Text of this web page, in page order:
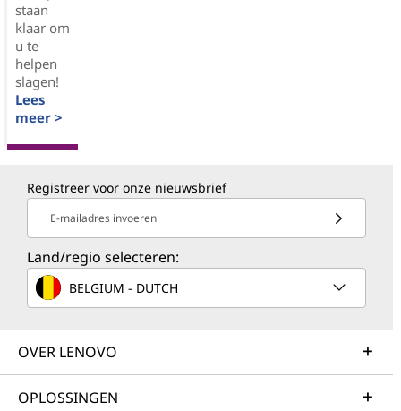
staan
klaar om
u te
helpen
slagen!
Lees
meer >
Registreer voor onze nieuwsbrief
E-mailadres invoeren
Land/regio selecteren:
BELGIUM - DUTCH
OVER LENOVO
OPLOSSINGEN